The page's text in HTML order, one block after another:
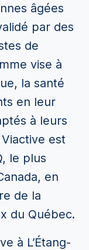
âgées
par des
de
vise à
la santé
en leur
à leurs
est
le plus
en
de la
du Québec.
à L’Étang-